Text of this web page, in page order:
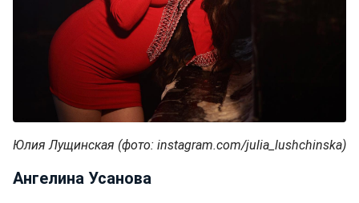
Юлия Лущинская (фото: instagram.com/julia_lushchinska)
Ангелина Усанова